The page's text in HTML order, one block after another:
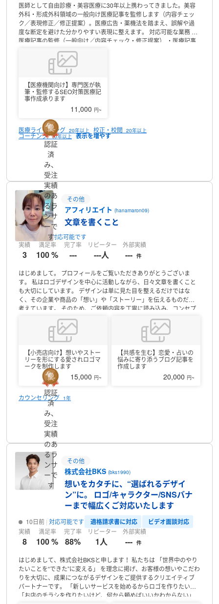
医師として自由診療・美容医療に30年以上携わってきました。美容
外科・形成外科領域の一般向け医療記事を監修します（内容チェッ
ク／表現修正／修正提案）。医療広告・薬機法を踏まえ、誤解や過
度な断定を避けた分かりやすい表現に整えます。
対応可能な業務 ・
医療記事の監修（一般向け／内容チェック・修正提案）
・医療記事
の校正、リライト（目安：3,000〜8,000字）
踏まえた表現チェック
得意領域美容外科／美容皮膚科／形成外科（自由診療を含む
医療情報全般の表現調整に対応）
コメント・修正提案に対応します。原稿受領後、通常2〜3日で一次
戻し可能です（本数により調整）。
みを目的とした形式的監修、医学的根拠を逸脱した断定表現が必要
な記事、極端な短納期・低単価案件は対応できない場合がありま
正確性と信頼性を重視した医療コンテンツ作りをご希望の方
は、目的（読者層・掲載先・希望監修範囲）を添えてご相談くださ
い。
【医療機関向け】専門医が執
筆・監修するSEO対策医療記
事作成承ります
11,000 円~
医療ライティング 20年以上 校正・校閲 20年以上
コーチング 10年以上
認証
済
み、
受注
実績
のあ
るラ
ンサ
ーで
す
その他
アフィリエイト(hanamaron09)
文章を書くこと
1時間前 対応可能です
実績
3
満足率
100 %
完了率
---
リピーター
---人
外部実績
--- 件
はじめまして。
プロフィールをご覧いただきありがとうございま
す。
私はロゴデザインを中心に活動しながら、日々文章を書くこと
も大切にしています。
デザインは単に見た目を整えるだけではな
く、その企業や商品の「想い」や「ストーリー」を伝えるものだと
考えています。
そのため、ご依頼内容を丁寧に読み込み、コンセプ
トや背景を理解した上で、一つひとつ意味のあるデザインをご提案
いたします。また、電子書籍を出版した経験があり、文章作成やコ
ンセプト設計も得意としております。
ロゴだけでなく、「なぜこの
デザインなのか」「どのような想いを込めたのか」まで伝わる提案
を心掛けています。 【得意なデザイン】・企業ロゴ ・店舗ロゴ・
ブランドロゴ・パッケージデザイン ・チラシ・バナー制作 【大切に
していること】・迅速で丁寧な対応 ・ご依頼者様との信頼関係
いを汲み取るヒアリング・修正への柔軟な対応
・長く愛されるデザ
インづくり私自身、多くの挑戦や失敗を経験してきました。
こそ、新しい一歩を踏み出そうとする事業者様や経営者様のお力に
なりたいと考えています。
そして心を込めて対応させていただきます。
いたします。
【小売店向け】想いやストー
リーを形にする愛されロゴマ
ークを制作します
15,000 円~
【共感を生む】恋愛・占いの
悩みに寄り添うブログ記事を
作成します
20,000 円~
カウンセリング 1年
認証
済
み、
受注
実績
のあ
るラ
ンサ
ーで
す
その他
株式会社BKS(bks1990)
想いをカタチに、“選ばれるデザイ
ン”に。 ロゴ/キャラクター/SNSバナ
ーまで幅広くご対応いたします
10日前 対応可能です 適格請求書に対応 ビデオ面談対応
実績
8
満足率
100 %
完了率
88%
リピーター
1人
外部実績
--- 件
はじめまして、株式会社BKSと申します！ 私たちは 「世界中のやり
たいことを“できた”に変える」 を理念に掲げ、お客様の想いやこだわ
りを大切に、成果につながるデザインをご提供するクリエイティブ
パートナーです。
「新しいサービスを始めるからロゴを作りたい」
「お店のチラシを作りたいけど、何から頼めばいいかわからない」